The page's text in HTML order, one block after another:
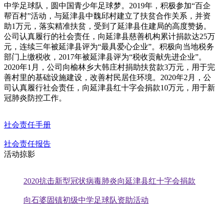
中学足球队，圆中国青少年足球梦。2019年，积极参加“百企
帮百村”活动，与延津县中魏邱村建立了扶贫合作关系，并资
助1万元，落实精准扶贫，受到了延津县住建局的高度赞扬。
公司认真履行的社会责任，向延津县慈善机构累计捐款达25万
元，连续三年被延津县评为“最具爱心企业”。积极向当地税务
部门上缴税收，2017年被延津县评为“税收贡献先进企业”。
2020年1月，公司向榆林乡大韩庄村捐助扶贫款3万元，用于完
善村里的基础设施建设，改善村民居住环境。2020年2月，公
司认真履行社会责任，向延津县红十字会捐款10万元，用于新
冠肺炎防控工作。
社会责任手册
社会责任报告
活动掠影
2020抗击新型冠状病毒肺炎向延津县红十字会捐款
向石婆固镇初级中学足球队资助活动